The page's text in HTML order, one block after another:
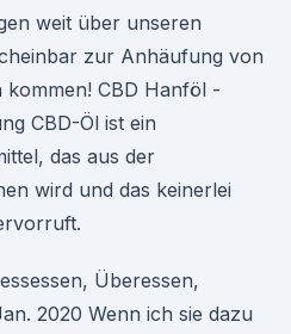
weit über unseren
zur Anhäufung von
kommen! CBD Hanföl -
CBD-Öl ist ein
das aus der
wird und das keinerlei
Überessen,
2020 Wenn ich sie dazu